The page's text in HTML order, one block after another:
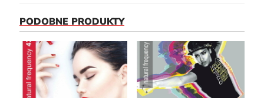
PODOBNE PRODUKTY